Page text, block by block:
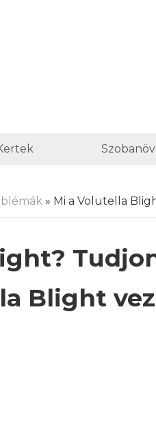
» Mi a Volutella
Blight